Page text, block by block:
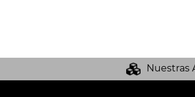
Nuestras